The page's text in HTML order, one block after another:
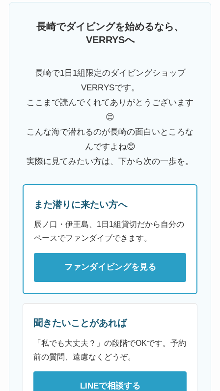
長崎でダイビングを始めるなら、
VERRYSへ
長崎で1日1組限定のダイビングショップ
VERRYSです。
ここまで読んでくれてありがとうございます
😊
こんな海で潜れるのが長崎の面白いところな
んですよね😊
実際に見てみたい方は、下から次の一歩を。
また潜りに来たい方へ
辰ノ口・伊王島、1日1組貸切だから自分の
ペースでファンダイブできます。
ファンダイビングを見る
聞きたいことがあれば
「私でも大丈夫？」の段階でOKです。予約
前の質問、遠慮なくどうぞ。
LINEで相談する